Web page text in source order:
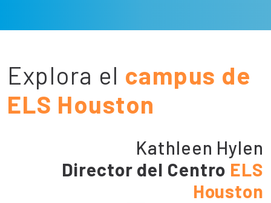
Explora el campus de
ELS Houston
Kathleen Hylen
Director del Centro ELS
Houston